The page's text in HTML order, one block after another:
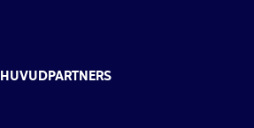
HUVUDPARTNERS